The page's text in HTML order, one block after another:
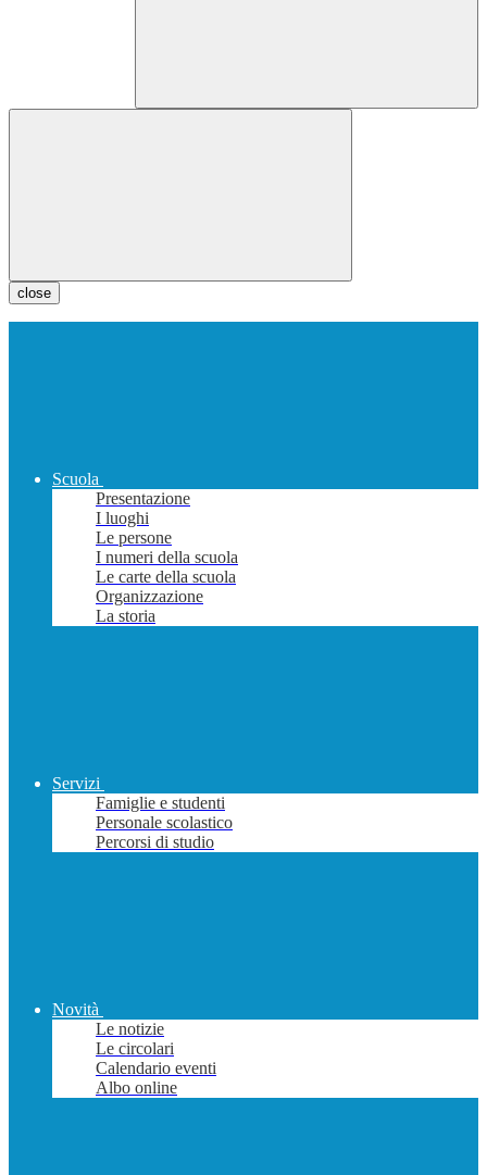
close
Scuola
Presentazione
I luoghi
Le persone
I numeri della scuola
Le carte della scuola
Organizzazione
La storia
Servizi
Famiglie e studenti
Personale scolastico
Percorsi di studio
Novità
Le notizie
Le circolari
Calendario eventi
Albo online